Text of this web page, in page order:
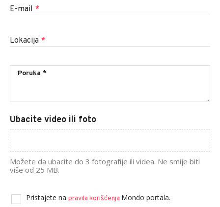
E-mail *
Lokacija *
Ubacite video ili foto
Možete da ubacite do 3 fotografije ili videa. Ne smije biti
više od 25 MB.
Pristajete na pravila korišćenja Mondo portala.